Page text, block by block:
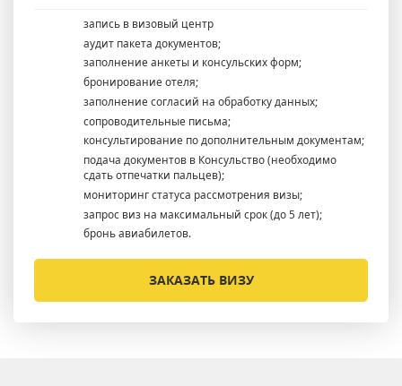
запись в визовый центр
аудит пакета документов;
заполнение анкеты и консульских форм;
бронирование отеля;
заполнение согласий на обработку данных;
сопроводительные письма;
консультирование по дополнительным документам;
подача документов в Консульство (необходимо
сдать отпечатки пальцев);
мониторинг статуса рассмотрения визы;
запрос виз на максимальный срок (до 5 лет);
бронь авиабилетов.
ЗАКАЗАТЬ ВИЗУ